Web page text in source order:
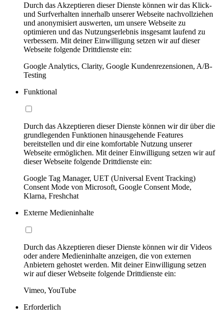
Durch das Akzeptieren dieser Dienste können wir das Klick-
und Surfverhalten innerhalb unserer Webseite nachvollziehen
und anonymisiert auswerten, um unsere Webseite zu
optimieren und das Nutzungserlebnis insgesamt laufend zu
verbessern. Mit deiner Einwilligung setzen wir auf dieser
Webseite folgende Drittdienste ein:
Google Analytics, Clarity, Google Kundenrezensionen, A/B-
Testing
Funktional
Durch das Akzeptieren dieser Dienste können wir dir über die
grundlegenden Funktionen hinausgehende Features
bereitstellen und dir eine komfortable Nutzung unserer
Webseite ermöglichen. Mit deiner Einwilligung setzen wir auf
dieser Webseite folgende Drittdienste ein:
Google Tag Manager, UET (Universal Event Tracking)
Consent Mode von Microsoft, Google Consent Mode,
Klarna, Freshchat
Externe Medieninhalte
Durch das Akzeptieren dieser Dienste können wir dir Videos
oder andere Medieninhalte anzeigen, die von externen
Anbietern gehostet werden. Mit deiner Einwilligung setzen
wir auf dieser Webseite folgende Drittdienste ein:
Vimeo, YouTube
Erforderlich